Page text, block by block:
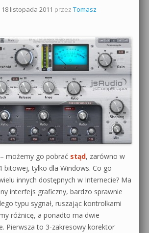
18 listopada 2011 przez Tomasz
możemy go pobrać stąd, zarówno w
bitowej, tylko dla Windows. Co go
innych dostępnych w Internecie? Ma
interfejs graficzny, bardzo sprawnie
typu sygnał, ruszając kontrolkami
różnicę, a ponadto ma dwie
Pierwsza to 3-zakresowy korektor